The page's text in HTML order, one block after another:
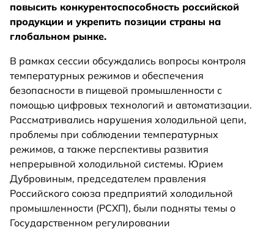
повысить конкурентоспособность российской
продукции и укрепить позиции страны на
глобальном рынке.
В рамках сессии обсуждались вопросы контроля
температурных режимов и обеспечения
безопасности в пищевой промышленности с
помощью цифровых технологий и автоматизации.
Рассматривались нарушения холодильной цепи,
проблемы при соблюдении температурных
режимов, а также перспективы развития
непрерывной холодильной системы. Юрием
Дубровиным, председателем правления
Российского союза предприятий холодильной
промышленности (РСХП), были подняты темы о
Государственном регулировании